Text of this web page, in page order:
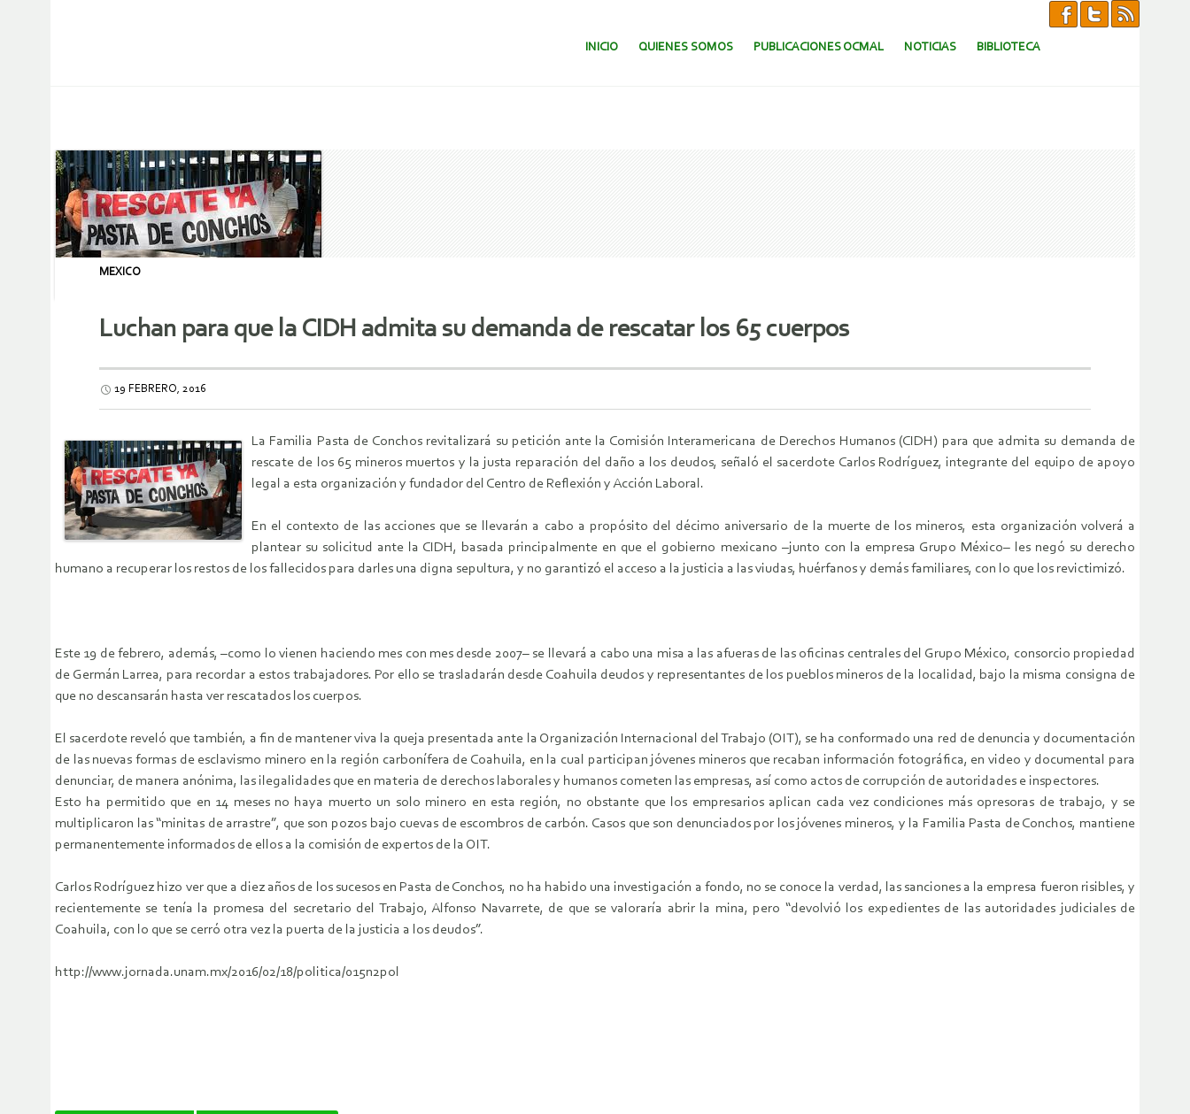
SALTAR AL CONTENIDO.
INICIO QUIENES SOMOS PUBLICACIONES OCMAL NOTICIAS BIBLIOTECA
MEXICO
Luchan para que la CIDH admita su demanda de rescatar los 65 cuerpos
19 FEBRERO, 2016
La Familia Pasta de Conchos revitalizará su petición ante la Comisión Interamericana de Derechos Humanos (CIDH) para que admita su demanda de
rescate de los 65 mineros muertos y la justa reparación del daño a los deudos, señaló el sacerdote Carlos Rodríguez, integrante del equipo de apoyo
legal a esta organización y fundador del Centro de Reflexión y Acción Laboral.
En el contexto de las acciones que se llevarán a cabo a propósito del décimo aniversario de la muerte de los mineros, esta organización volverá a
plantear su solicitud ante la CIDH, basada principalmente en que el gobierno mexicano –junto con la empresa Grupo México– les negó su derecho
humano a recuperar los restos de los fallecidos para darles una digna sepultura, y no garantizó el acceso a la justicia a las viudas, huérfanos y demás familiares, con lo que los revictimizó.
Este 19 de febrero, además, –como lo vienen haciendo mes con mes desde 2007– se llevará a cabo una misa a las afueras de las oficinas centrales del Grupo México, consorcio propiedad
de Germán Larrea, para recordar a estos trabajadores. Por ello se trasladarán desde Coahuila deudos y representantes de los pueblos mineros de la localidad, bajo la misma consigna de
que no descansarán hasta ver rescatados los cuerpos.
El sacerdote reveló que también, a fin de mantener viva la queja presentada ante la Organización Internacional del Trabajo (OIT), se ha conformado una red de denuncia y documentación
de las nuevas formas de esclavismo minero en la región carbonífera de Coahuila, en la cual participan jóvenes mineros que recaban información fotográfica, en video y documental para
denunciar, de manera anónima, las ilegalidades que en materia de derechos laborales y humanos cometen las empresas, así como actos de corrupción de autoridades e inspectores.
Esto ha permitido que en 14 meses no haya muerto un solo minero en esta región, no obstante que los empresarios aplican cada vez condiciones más opresoras de trabajo, y se
multiplicaron las “minitas de arrastre”, que son pozos bajo cuevas de escombros de carbón. Casos que son denunciados por los jóvenes mineros, y la Familia Pasta de Conchos, mantiene
permanentemente informados de ellos a la comisión de expertos de la OIT.
Carlos Rodríguez hizo ver que a diez años de los sucesos en Pasta de Conchos, no ha habido una investigación a fondo, no se conoce la verdad, las sanciones a la empresa fueron risibles, y
recientemente se tenía la promesa del secretario del Trabajo, Alfonso Navarrete, de que se valoraría abrir la mina, pero “devolvió los expedientes de las autoridades judiciales de
Coahuila, con lo que se cerró otra vez la puerta de la justicia a los deudos”.
http://www.jornada.unam.mx/2016/02/18/politica/015n2pol